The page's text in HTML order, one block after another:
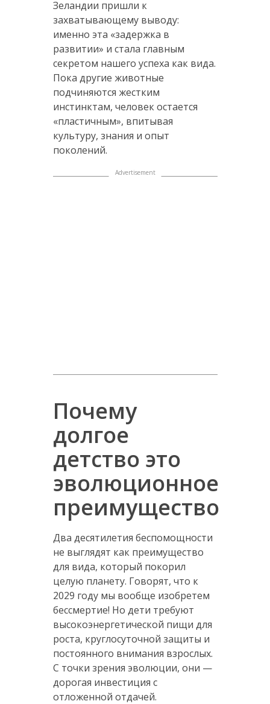
Зеландии пришли к
захватывающему выводу:
именно эта «задержка в
развитии» и стала главным
секретом нашего успеха как вида.
Пока другие животные
подчиняются жестким
инстинктам, человек остается
«пластичным», впитывая
культуру, знания и опыт
поколений.
Почему
долгое
детство это
эволюционное
преимущество
Два десятилетия беспомощности
не выглядят как преимущество
для вида, который покорил
целую планету. Говорят, что к
2029 году мы вообще изобретем
бессмертие! Но дети требуют
высокоэнергетической пищи для
роста, круглосуточной защиты и
постоянного внимания взрослых.
С точки зрения эволюции, они —
дорогая инвестиция с
отложенной отдачей.